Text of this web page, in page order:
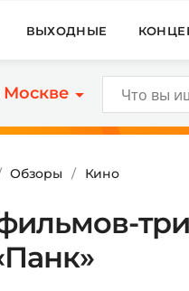
ВЫХОДНЫЕ
Москве
Обзоры Кино